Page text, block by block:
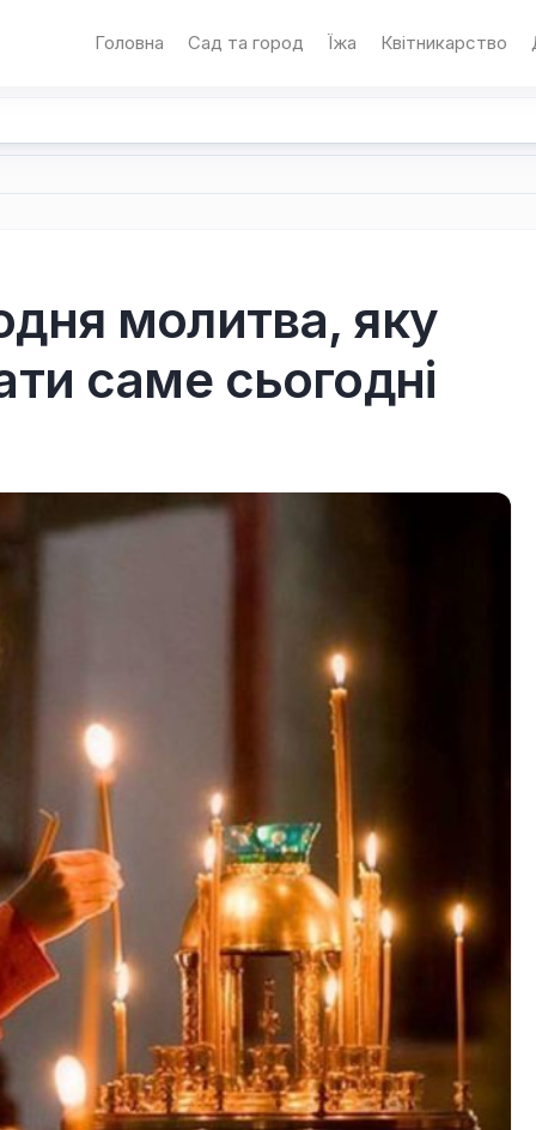
Головна Сад та город Їжа Квітникарство
молитва, яку
саме сьогодні